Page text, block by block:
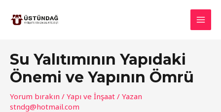
atla
Su Yalıtımının Yapıdaki
Önemi ve Yapının Ömrü
Yorum bırakın / Yapı ve İnşaat / Yazan
stndg@hotmail.com